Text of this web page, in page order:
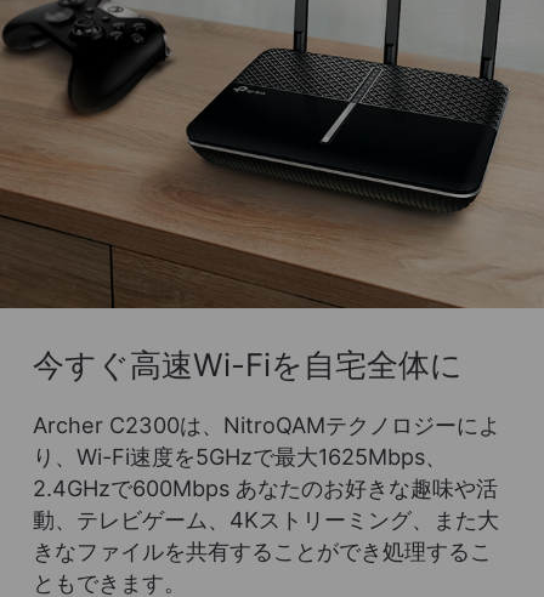
今すぐ高速Wi-Fiを自宅全体に
Archer C2300は、NitroQAMテクノロジーによ
り、Wi-Fi速度を5GHzで最大1625Mbps、
2.4GHzで600Mbpsあなたのお好きな趣味や活
動、テレビゲーム、4Kストリーミング、また大
きなファイルを共有することができ処理するこ
ともできます。